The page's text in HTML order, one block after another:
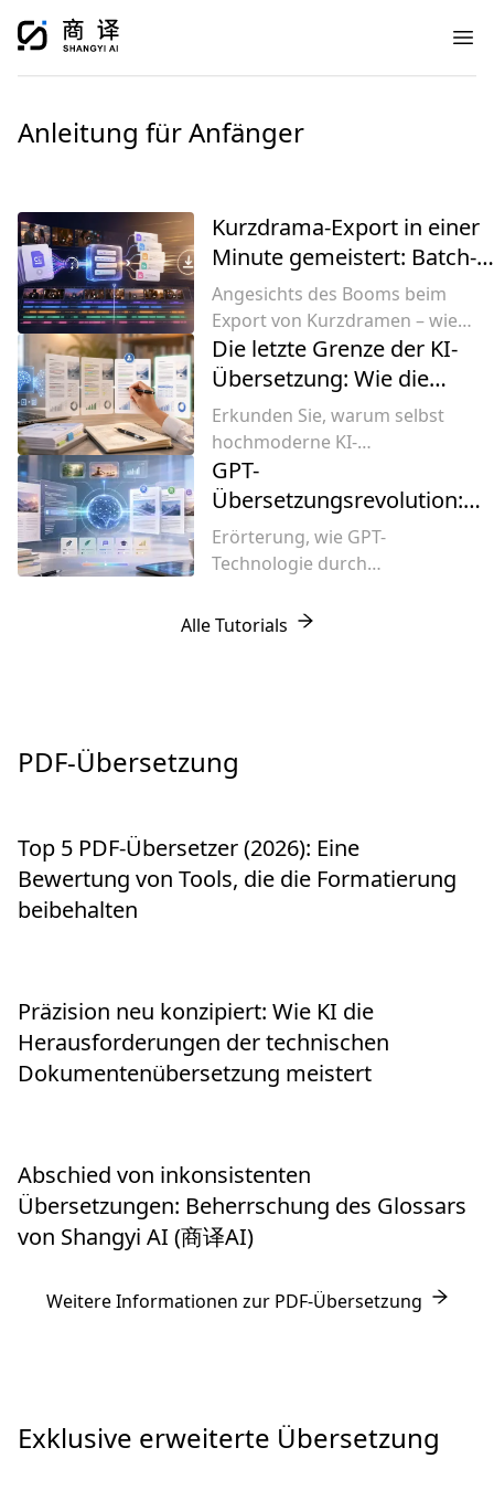
Anleitung für Anfänger
Top 5 PDF-Übersetzer (2026): Eine
Bewertung von Tools, die die
Kurzdrama-Export in einer
Minute gemeistert: Batch-
SRT-
Untertitelübersetzungstool
Angesichts des Booms beim
Export von Kurzdramen – wie
lassen sich hohe Kosten für
Untertitelübersetzungen und
Markteinführungsanforderungen
bewältigen? Shangyi AI bietet
einen auf Large Language Models
basierenden
Dokumentenübersetzungsdienst,
der die Batch-Übersetzung von
mehrsprachige Lokalisierung in
einer Minute abschließt und das
Die letzte Grenze der KI-
Übersetzung: Wie die
manuelle Überarbeitung
von Shangyi AI (商译AI)
perfekte Lieferungen
ermöglicht
Erkunden Sie, warum selbst
hochmoderne KI-
Übersetzungen noch
menschliche Eingriffe
benötigen, und erfahren Sie,
wie die professionelle
Revisionsfunktion von Shangyi
zwischen maschineller
GPT-
Übersetzungsrevolution:
Von Kontextbewusstsein
zur stilistischen Evolution
Erörterung, wie GPT-
Technologie durch
Kontextverständnis, natürliche
Übersetzung grundlegend
neue Ära führt.
Alle Tutorials
PDF-Übersetzung
Top 5 PDF-Übersetzer (2026): Eine
Bewertung von Tools, die die Formatierung
beibehalten
Präzision neu konzipiert: Wie KI die
Herausforderungen der technischen
Dokumentenübersetzung meistert
Abschied von inkonsistenten
Übersetzungen: Beherrschung des Glossars
von Shangyi AI (商译AI)
Weitere Informationen zur PDF-Übersetzung
Exklusive erweiterte Übersetzung